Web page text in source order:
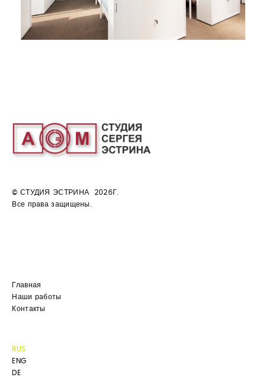
© СТУДИЯ ЭСТРИНА 2026Г.
Все права защищены.
Главная
Наши работы
Контакты
RUS
ENG
DE